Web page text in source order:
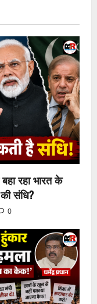
रहा भारत के
संधि?
0